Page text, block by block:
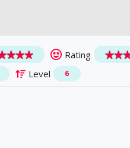
Rating
Level 6